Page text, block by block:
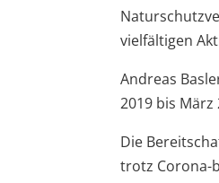
vielfältigen
Andreas
2019 bis
Die
trotz Corona-